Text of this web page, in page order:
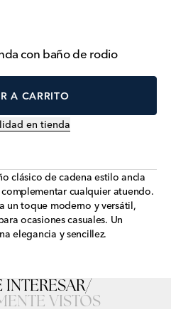
con baño de rodio
A CARRITO
en tienda
clásico de cadena estilo ancla
cualquier atuendo.
un toque moderno y versátil,
ocasiones casuales. Un
elegancia y sencillez.
INTERESAR/
VISTOS